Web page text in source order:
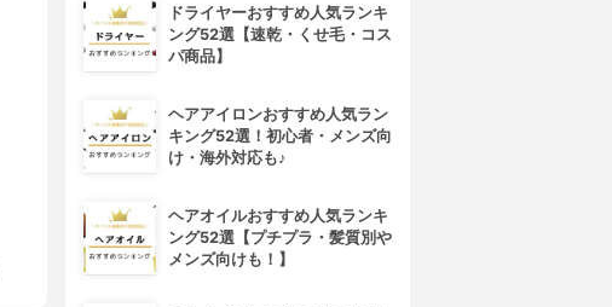
ドライヤーおすすめ人気ランキ
ング52選【速乾・くせ毛・コス
パ商品】
ヘアアイロンおすすめ人気ラン
キング52選！初心者・メンズ向
け・海外対応も♪
ヘアオイルおすすめ人気ランキ
ング52選【プチプラ・髪質別や
メンズ向けも！】